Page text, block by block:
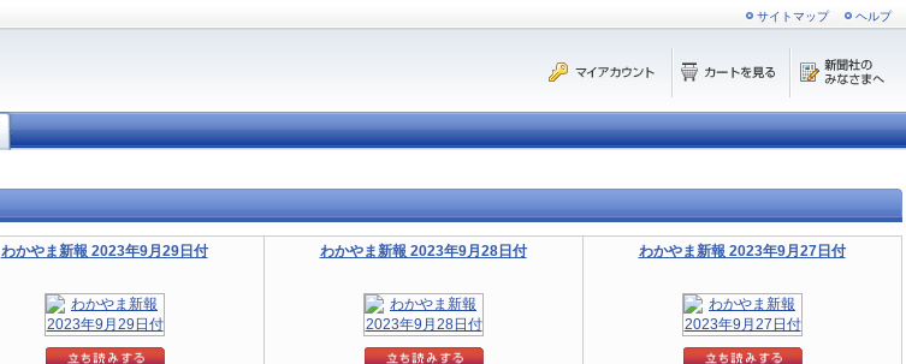
サイトマップ ヘルプ
わかやま新報 2023年9月29日付 わかやま新報 2023年9月28日付 わかやま新報 2023年9月27日付